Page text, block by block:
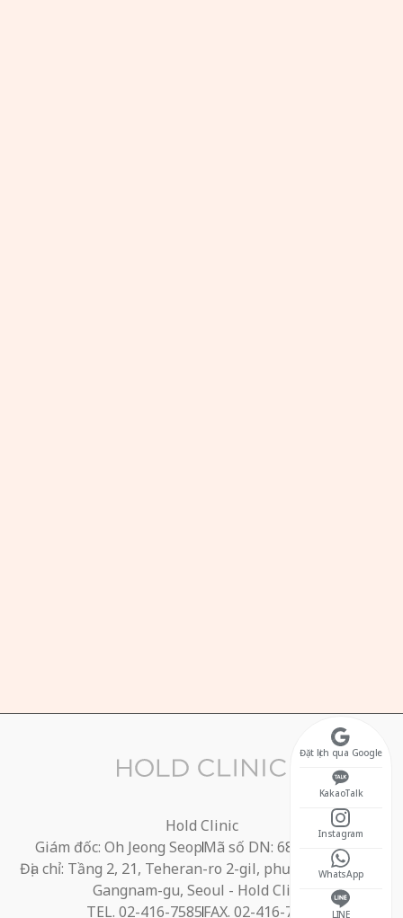
Đặt lịch qua Google
KakaoTalk
Instagram
WhatsApp
LINE
Hold Clinic
Giám đốc: Oh Jeong SeopMã số DN: 686-40-01395
Địa chỉ: Tầng 2, 21, Teheran-ro 2-gil, phường Yeoksam,
Gangnam-gu, Seoul - Hold Clinic
TEL. 02-416-7585FAX. 02-416-7584